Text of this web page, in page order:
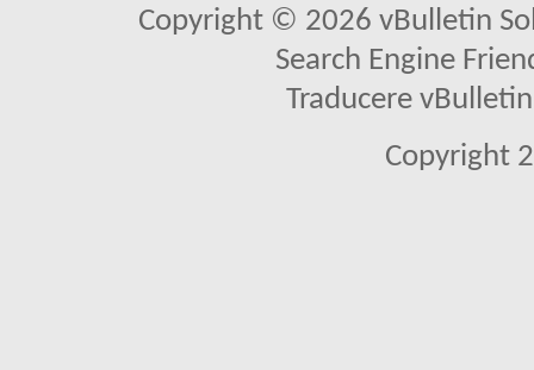
Copyright © 2026 vBulletin
Search Engine
Traducere
Copyright